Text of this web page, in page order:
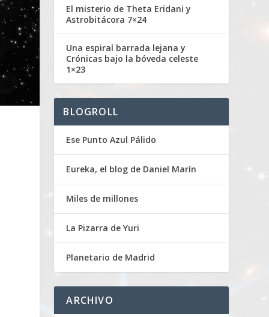
El misterio de Theta Eridani y
Astrobitácora 7×24
Una espiral barrada lejana y
Crónicas bajo la bóveda celeste
1×23
BLOGROLL
Ese Punto Azul Pálido
Eureka, el blog de Daniel Marín
Miles de millones
La Pizarra de Yuri
Planetario de Madrid
ARCHIVO